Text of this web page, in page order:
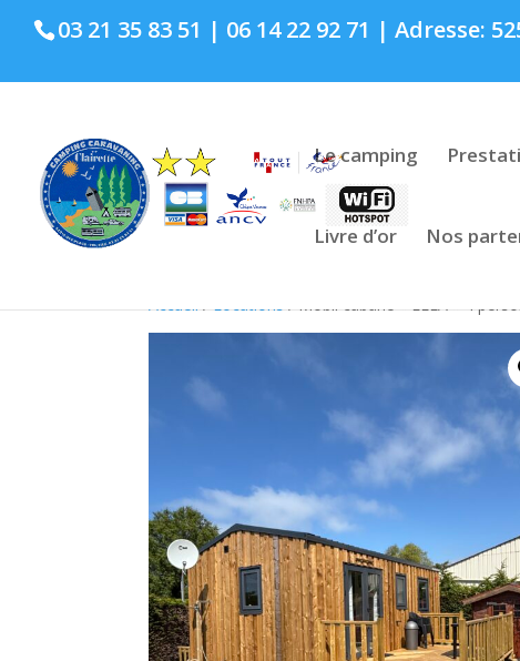
03 21 35 83 51 | 06 14 22 92 71 | Adresse:
Le camping
Livre d’or Nos
Accueil/Locations/ Mobil cabane « ELLA » 4